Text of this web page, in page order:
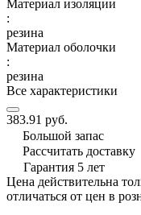
Материал изоляции
:
резина
Материал оболочки
:
резина
Все характеристики
383.91 руб.
Большой запас
Рассчитать доставку
Гарантия 5 лет
Цена действительна
отличаться от цен в